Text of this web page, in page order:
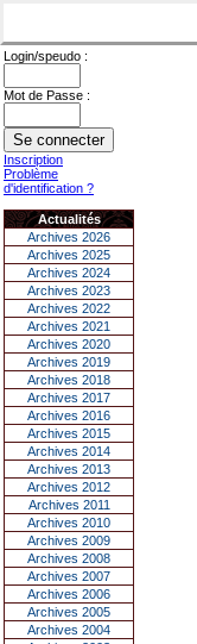
Login/speudo :
Mot de Passe :
Inscription
Problème
d'identification ?
Actualités
Archives 2026
Archives 2025
Archives 2024
Archives 2023
Archives 2022
Archives 2021
Archives 2020
Archives 2019
Archives 2018
Archives 2017
Archives 2016
Archives 2015
Archives 2014
Archives 2013
Archives 2012
Archives 2011
Archives 2010
Archives 2009
Archives 2008
Archives 2007
Archives 2006
Archives 2005
Archives 2004